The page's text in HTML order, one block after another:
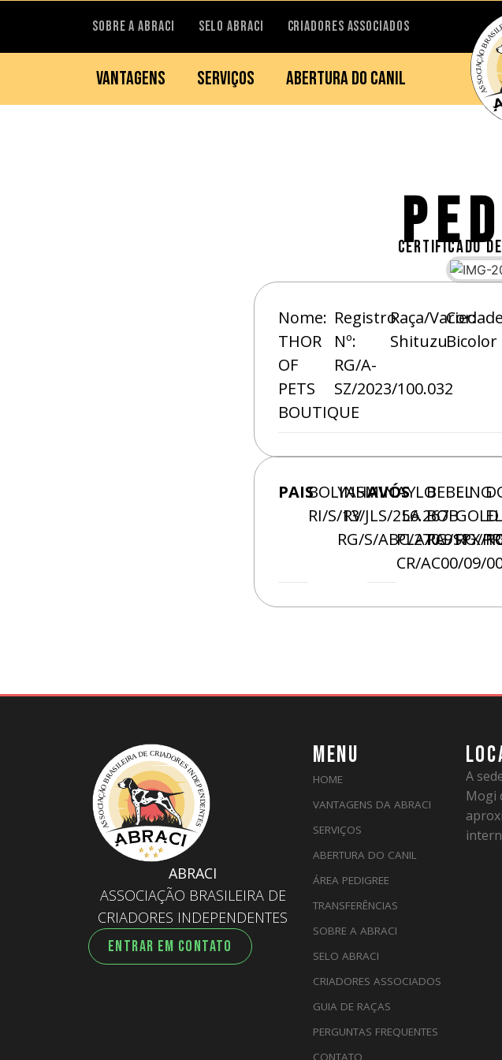
SOBRE A ABRACI SELO ABRACI CRIADORES ASSOCIADOS
VANTAGENS SERVIÇOS ABERTURA DO CANIL
CERTIFICADO
Nome:
THOR
OF
PETS
BOUTIQUE
Registro
Nº:
RG/A-
SZ/2023/100.032
Raça/
Shituzu
Cor:
Bicolor
PAISBOLINHA
RI/S/13/JLS/256.267
YASMIN
RV
RG/S/ABC/270.911
AVÓSAYLO
LA
PLATA
CR/AC00/09/
BEBEL
BOB
RG/SPX/
LING
GOLD
RG/
ABRACI
ASSOCIAÇÃO BRASILEIRA DE
CRIADORES INDEPENDENTES
ENTRAR EM CONTATO
MENU
HOME
VANTAGENS DA ABRACI
SERVIÇOS
ABERTURA DO CANIL
ÁREA PEDIGREE
TRANSFERÊNCIAS
SOBRE A ABRACI
SELO ABRACI
CRIADORES ASSOCIADOS
GUIA DE RAÇAS
PERGUNTAS FREQUENTES
CONTATO
A
Mogi